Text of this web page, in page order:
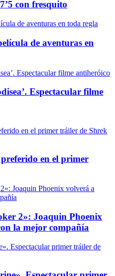
con fresquito
de aventuras en
Espectacular filme
en el primer
2»: Joaquin Phoenix
la mejor compañía